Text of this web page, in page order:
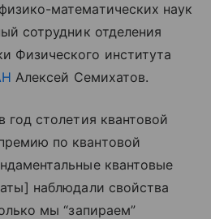
математических наук
сотрудник отделения
Физического института
Алексей Семихатов.
год столетия квантовой
по квантовой
квантовые
наблюдали свойства
мы “запираем”